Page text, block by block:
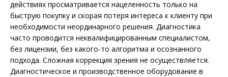
действиях просматривается нацеленность только на
быструю покупку и скорая потеря интереса к клиенту при
необходимости неординарного решения. Диагностика
часто проводится неквалифицированным специалистом,
без лицензии, без какого-то алгоритма и осознанного
подхода. Сложная коррекция зрения не осуществляется.
Диагностическое и производственное оборудование в